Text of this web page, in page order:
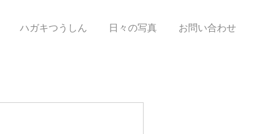
ハガキつうしん 日々の写真 お問い合わせ